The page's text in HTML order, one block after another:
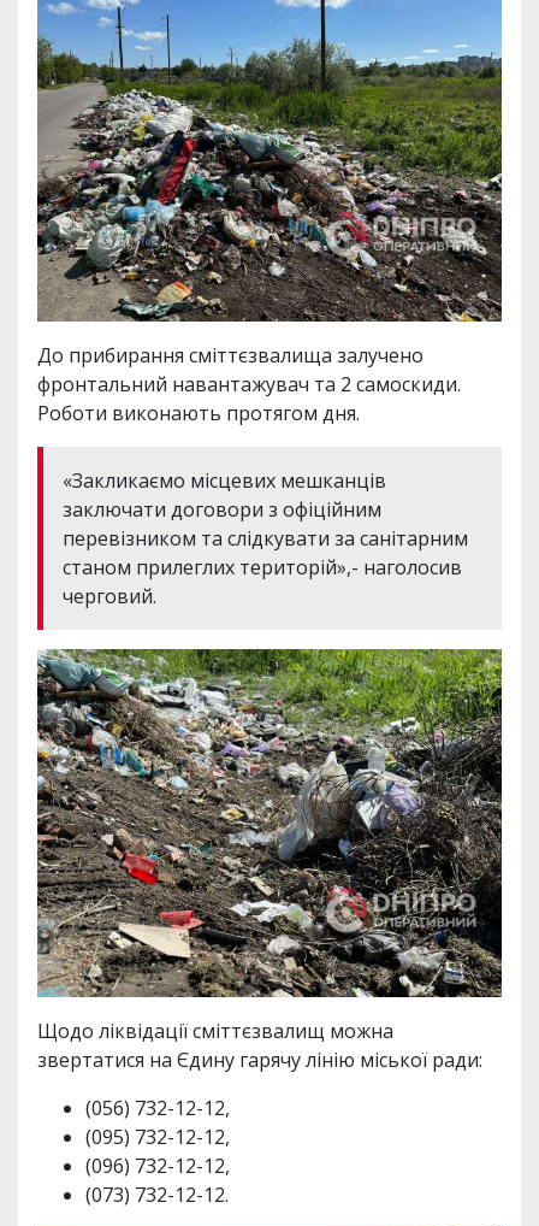
До прибирання сміттєзвалища залучено
фронтальний навантажувач та 2 самоскиди.
Роботи виконають протягом дня.
«Закликаємо місцевих мешканців
заключати договори з офіційним
перевізником та слідкувати за санітарним
станом прилеглих територій»,- наголосив
черговий.
Щодо ліквідації сміттєзвалищ можна
звертатися на Єдину гарячу лінію міської ради:
(056) 732-12-12,
(095) 732-12-12,
(096) 732-12-12,
(073) 732-12-12.